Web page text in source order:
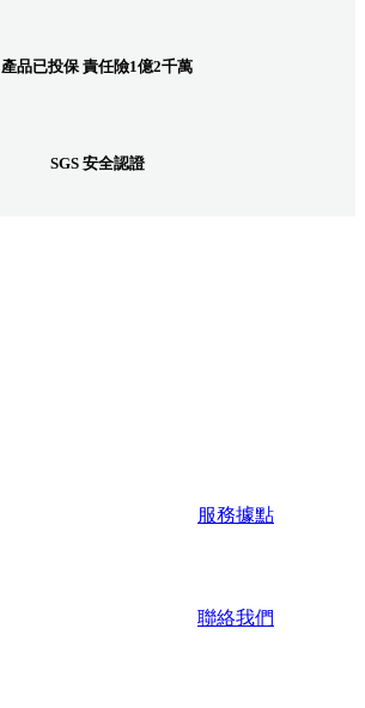
產品已投保 責任險1億2千萬
SGS 安全認證
服務據點
聯絡我們